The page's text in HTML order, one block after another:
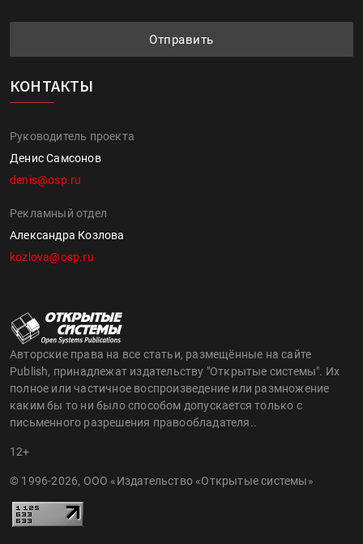
Отправить
КОНТАКТЫ
Руководитель проекта
Денис Самсонов
denis@osp.ru
Рекламный отдел
Александра Козлова
kozlova@osp.ru
Авторские права на все статьи, размещённые на сайте
Publish, принадлежат издательству "Открытые системы". Их
полное или частичное воспроизведение или размножение
каким бы то ни было способом допускается только с
письменного разрешения правообладателя..
12+
© 1996-2026, ООО «Издательство «Открытые системы»